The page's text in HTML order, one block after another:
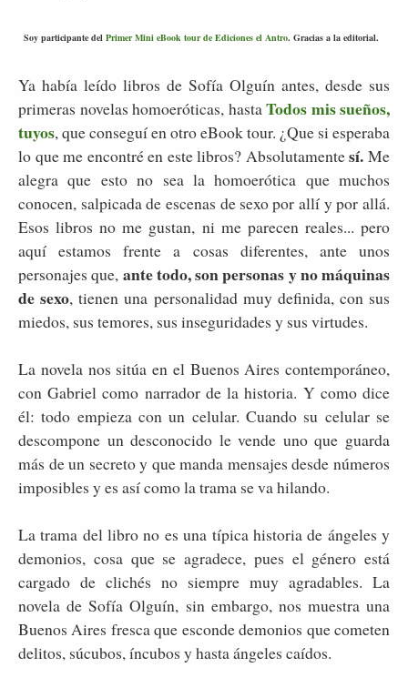
Soy participante del Primer Mini eBook tour de Ediciones el Antro. Gracias a la editorial.
Ya había leído libros de Sofía Olguín antes, desde sus
primeras novelas homoeróticas, hastaTodos mis sueños,
tuyos, que conseguí en otro eBook tour. ¿Que si esperaba
lo que me encontré en este libros? Absolutamentesí. Me
alegra que esto no sea la homoerótica que muchos
conocen, salpicada de escenas de sexo por allí y por allá.
Esos libros no me gustan, ni me parecen reales... pero
aquí estamos frente a cosas diferentes, ante unos
personajes que, ante todo, son personas y no máquinas
de sexo, tienen una personalidad muy definida, con sus
miedos, sus temores, sus inseguridades y sus virtudes.
La novela nos sitúa en el Buenos Aires contemporáneo,
con Gabriel como narrador de la historia. Y como dice
él: todo empieza con un celular. Cuando su celular se
descompone un desconocido le vende uno que guarda
más de un secreto y que manda mensajes desde números
imposibles y es así como la trama se va hilando.
La trama del libro no es una típica historia de ángeles y
demonios, cosa que se agradece, pues el género está
cargado de clichés no siempre muy agradables. La
novela de Sofía Olguín, sin embargo, nos muestra una
Buenos Aires fresca que esconde demonios que cometen
delitos, súcubos, íncubos y hasta ángeles caídos.